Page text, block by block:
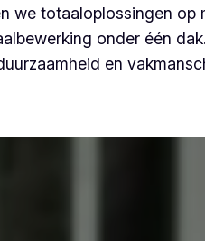
we totaaloplossingen op
onder één dak.
en